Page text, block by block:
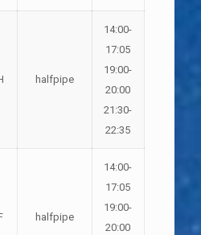
halfpipe
14:00-
17:05
19:00-
20:00
21:30-
22:35
halfpipe
14:00-
17:05
19:00-
20:00